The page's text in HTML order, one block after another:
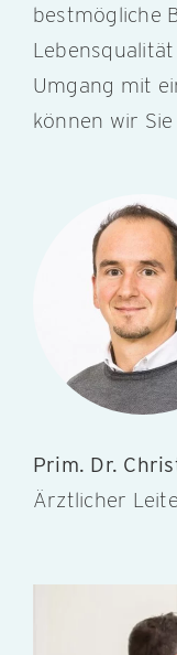
bestmögliche
Umgang mit
können wir
Prim. Dr.
Ärztlicher